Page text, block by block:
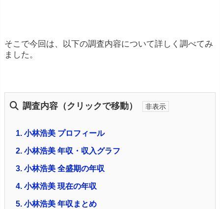
そこで今回は、以下の調査内容について詳しく調べてみ
ました。
調査内容（クリックで移動）
1. 小林浩美 プロフィール
2. 小林浩美 年収・収入グラフ
3. 小林浩美 全盛期の年収
4. 小林浩美 現在の年収
5. 小林浩美 年収まとめ